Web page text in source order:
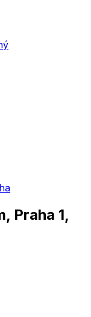
Praha 1,